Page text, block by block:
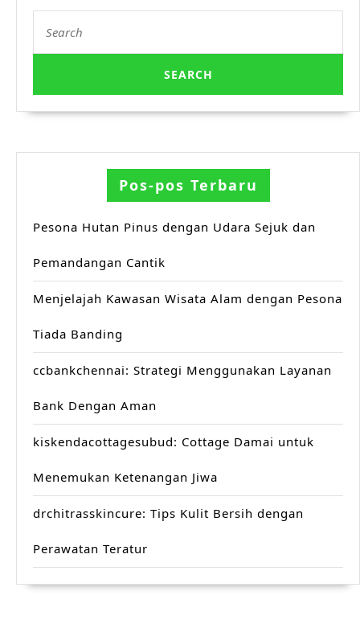
for:
Pos-pos Terbaru
Pesona Hutan Pinus dengan Udara Sejuk dan
Pemandangan Cantik
Menjelajah Kawasan Wisata Alam dengan Pesona
Tiada Banding
ccbankchennai: Strategi Menggunakan Layanan
Bank Dengan Aman
kiskendacottagesubud: Cottage Damai untuk
Menemukan Ketenangan Jiwa
drchitrasskincure: Tips Kulit Bersih dengan
Perawatan Teratur